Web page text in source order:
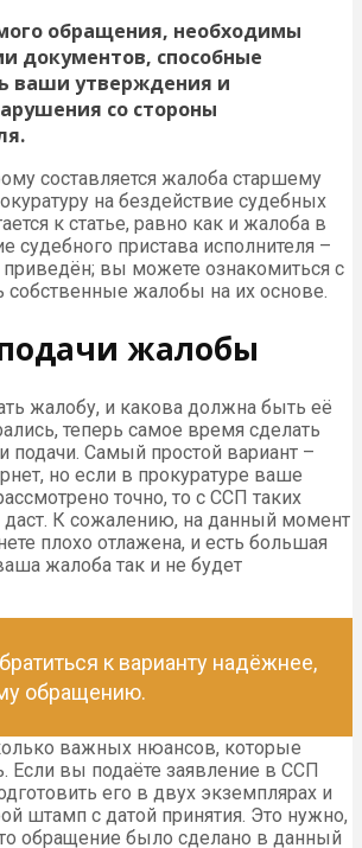
обращения, необходимы
документов, способные
ваши утверждения и
со стороны
составляется жалоба старшему
на бездействие судебных
к статье, равно как и жалоба в
судебного пристава исполнителя –
вы можете ознакомиться с
собственные жалобы на их основе.
жалобы
жалобу, и какова должна быть её
теперь самое время сделать
подачи. Самый простой вариант –
но если в прокуратуре ваше
точно, то с ССП таких
даст. К сожалению, на данный момент
плохо отлажена, и есть большая
жалоба так и не будет
к варианту надёжнее,
обращению.
важных нюансов, которые
Если вы подаёте заявление в ССП
его в двух экземплярах и
штамп с датой принятия. Это нужно,
обращение было сделано в данный